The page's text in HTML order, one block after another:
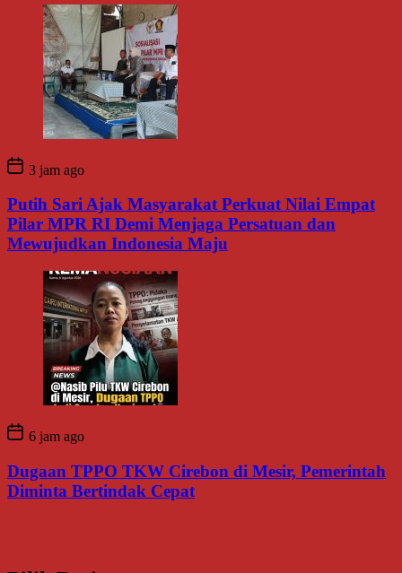
3 jam ago
Putih Sari Ajak Masyarakat Perkuat Nilai Empat
Pilar MPR RI Demi Menjaga Persatuan dan
Mewujudkan Indonesia Maju
6 jam ago
Dugaan TPPO TKW Cirebon di Mesir, Pemerintah
Diminta Bertindak Cepat